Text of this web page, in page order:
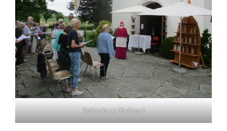
Rottenburg-Stuttgart